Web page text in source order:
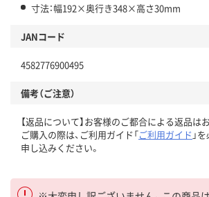
寸法：幅192×奥行き348×高さ30mm
JANコード
4582776900495
備考（ご注意）
【返品について】お客様のご都合による返品は
ご購入の際は、ご利用ガイド「ご利用ガイド 」
申し込みください。